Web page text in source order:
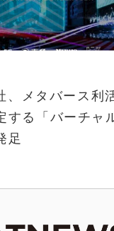
、メタバース利
する「バーチャ
足